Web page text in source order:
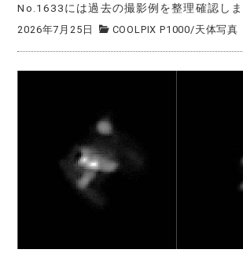
No.1633には過去の撮影例を整理確認しま
2026年7月25日 COOLPIX P1000/天体写真